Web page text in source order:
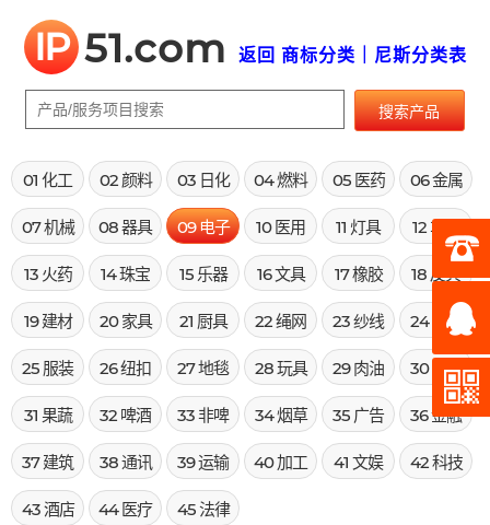
IP 51.com 返回 商标分类｜尼斯分类表
搜索产品
01 化工 02 颜料 03 日化 04 燃料 05 医药 06 金属
07 机械 08 器具 09 电子 10 医用 11 灯具 12 车辆
13 火药 14 珠宝 15 乐器 16 文具 17 橡胶 18 皮具
19 建材 20 家具 21 厨具 22 绳网 23 纱线 24 布料
25 服装 26 纽扣 27 地毯 28 玩具 29 肉油 30 米面
31 果蔬 32 啤酒 33 非啤 34 烟草 35 广告 36 金融
37 建筑 38 通讯 39 运输 40 加工 41 文娱 42 科技
43 酒店 44 医疗 45 法律